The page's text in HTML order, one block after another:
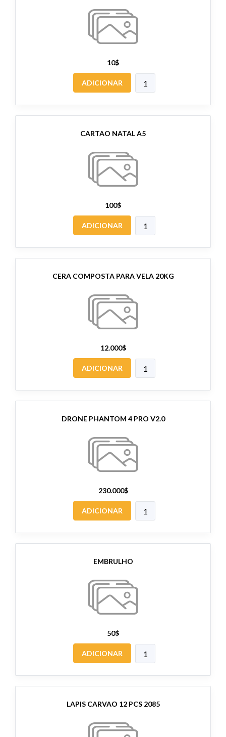
10$
ADICIONAR
CARTAO NATAL A5
100$
ADICIONAR
CERA COMPOSTA PARA VELA 20KG
12.000$
ADICIONAR
DRONE PHANTOM 4 PRO V2.0
230.000$
ADICIONAR
EMBRULHO
50$
ADICIONAR
LAPIS CARVAO 12 PCS 2085